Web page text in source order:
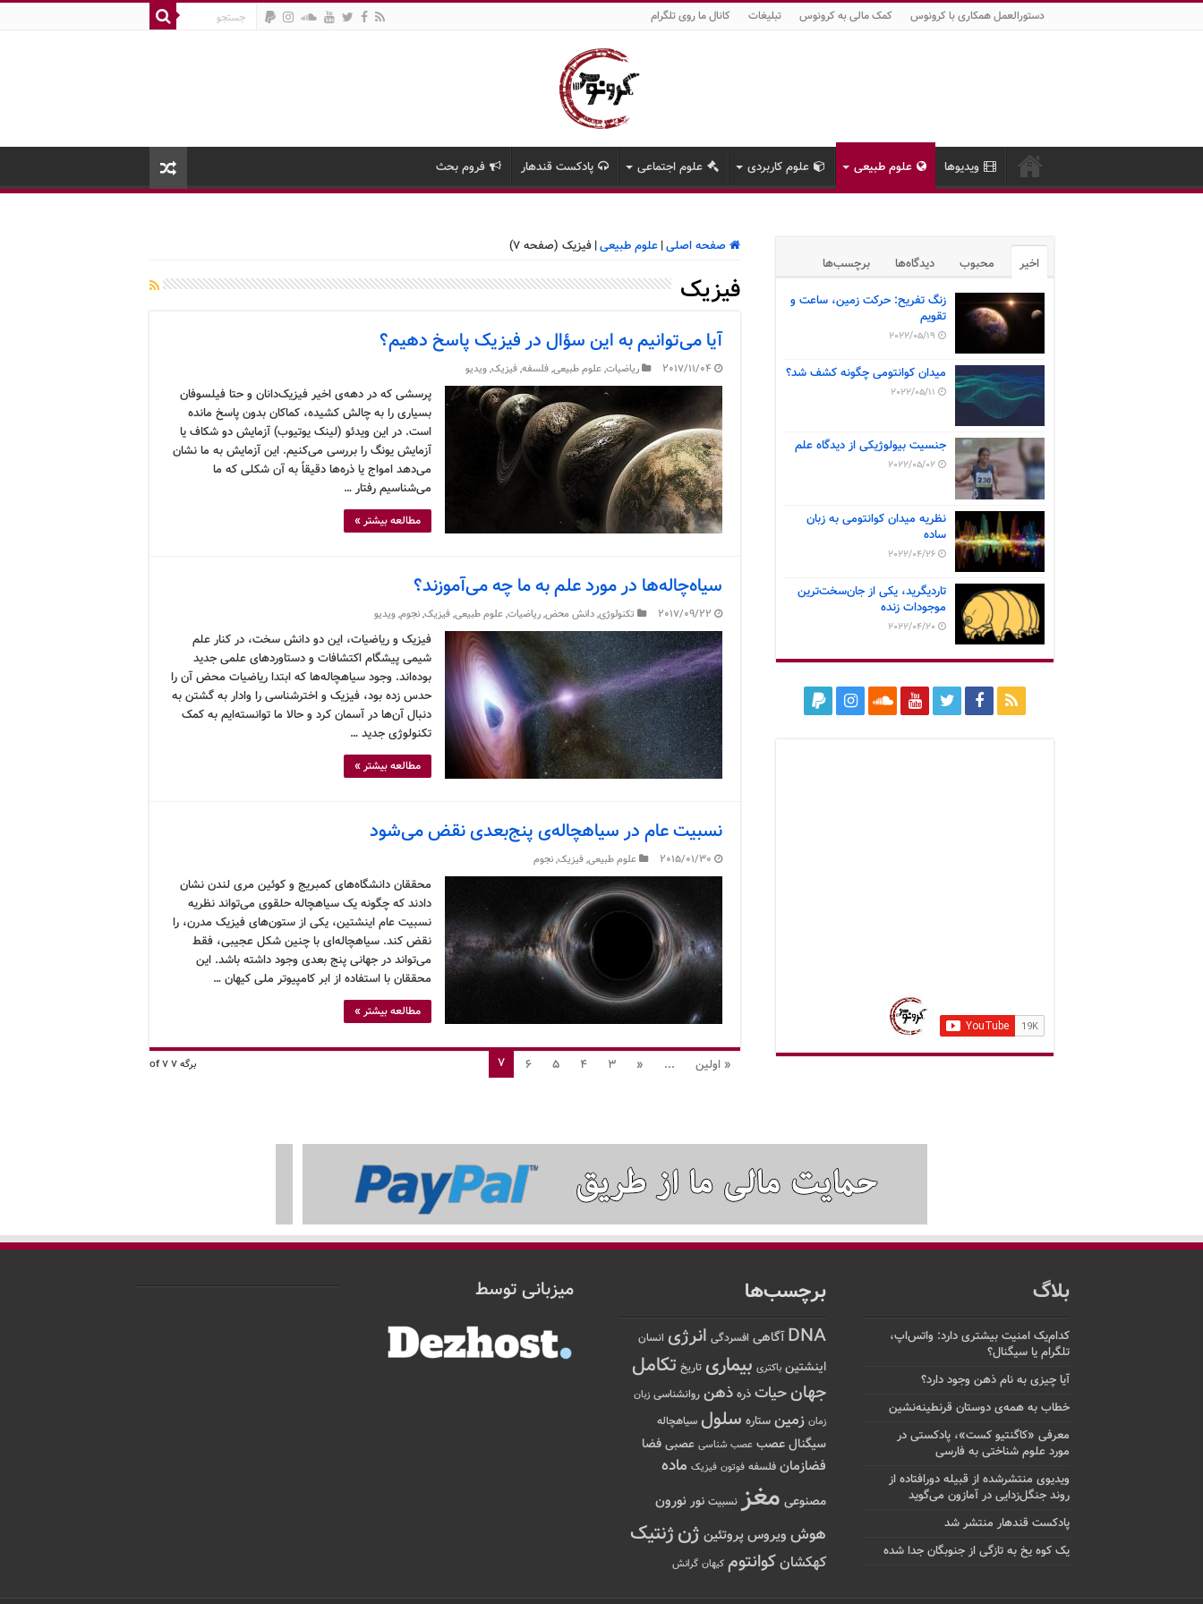
دستورالعمل همکاری با کرونوس کمک مالی به کرونوس تبلیغات کانال ما روی تلگرام
ویدیوها علوم طبیعی علوم کاربردی علوم اجتماعی پادکست قندهار فروم بحث
صفحه اصلی| علوم طبیعی| فیزیک (صفحه 7)
فیزیک
آیا می‌توانیم به این سؤال در فیزیک پاسخ دهیم؟
2017/11/04 ریاضیات,علوم طبیعی,فلسفه,فیزیک,ویدیو
پرسشی که در دهه‌ی اخیر فیزیک‌دانان و حتا فیلسوفان
بسیاری را به چالش کشیده، کماکان بدون پاسخ مانده
است. در این ویدئو (لینک یوتیوب) آزمایش دو شکاف یا
آزمایش یونگ را بررسی می‌کنیم. این آزمایش به ما نشان
می‌دهد امواج یا ذره‌ها دقیقاً به آن شکلی که ما
می‌شناسیم رفتار …
مطالعه بیشتر »
سیاه‌چاله‌ها در مورد علم به ما چه می‌آموزند؟
2017/09/22 تکنولوژی,دانش محض,ریاضیات,علوم طبیعی,فیزیک,نجوم,ویدیو
فیزیک و ریاضیات، این دو دانش سخت، در کنار علم
شیمی پیشگام اکتشافات و دستاوردهای علمی جدید
بوده‌اند. وجود سیاهچاله‌ها که ابتدا ریاضیات محض آن را
حدس زده بود، فیزیک و اخترشناسی را وادار به گشتن به
دنبال آن‌ها در آسمان کرد و حالا ما توانسته‌ایم به کمک
تکنولوژی جدید …
مطالعه بیشتر »
نسبیت عام در سیاهچاله‌ی پنج‌بعدی نقض می‌شود
2015/01/30 علوم طبیعی,فیزیک,نجوم
محققان دانشگاه‌های کمبریج و کوئین مری لندن نشان
دادند که چگونه یک سیاهچاله حلقوی می‌تواند نظریه
نسبیت عام اینشتین، یکی از ستون‌های فیزیک مدرن، را
نقض کند. سیاهچاله‌ای با چنین شکل عجیبی، فقط
می‌تواند در جهانی پنج بعدی وجود داشته باشد. این
محققان با استفاده از ابر کامپیوتر ملی کیهان …
مطالعه بیشتر »
برگه 7 of 7 « اولین ...
«
3
4
5
6
7
اخیر محبوب دیدگاه‌ها برچسب‌ها
زنگ تفریح: حرکت زمین، ساعت و
تقویم
2022/05/19
میدان کوانتومی چگونه کشف شد؟
2022/05/11
جنسیت بیولوژیکی از دیدگاه علم
2022/05/02
نظریه میدان کوانتومی به زبان
ساده
2022/04/26
تاردیگرید، یکی از جان‌سخت‌ترین
موجودات زنده
2022/04/20
بلاگ
کدام‌یک امنیت بیشتری دارد: واتس‌اپ،
تلگرام یا سیگنال؟
آیا چیزی به نام ذهن وجود دارد؟
خطاب به همه‌ی دوستان قرنطینه‌نشین
معرفی «کاگنتیو کست»، پادکستی در
مورد علوم شناختی به فارسی
ویدیوی منتشرشده از قبیله دورافتاده‌ از
روند جنگل‌زدایی در آمازون می‌گوید
پادکست قندهار منتشر شد
یک کوه یخ به تازگی از جنوبگان جدا شده
برچسب‌ها
DNA آگاهی افسردگی انرژی انسان
اینشتین باکتری بیماری تاریخ تکامل
جهانحیات ذره ذهن روانشناسی زبان
زمان زمین ستاره سلول سیاهچاله
سیگنالعصب عصب شناسی عصبی فضا
فضازمان فلسفه فوتون فیزیک ماده
مصنوعی مغز نسبیت نور نورون
هوش ویروس پروتئین ژنژنتیک
کهکشانکوانتوم کیهان گرانش
میزبانی توسط